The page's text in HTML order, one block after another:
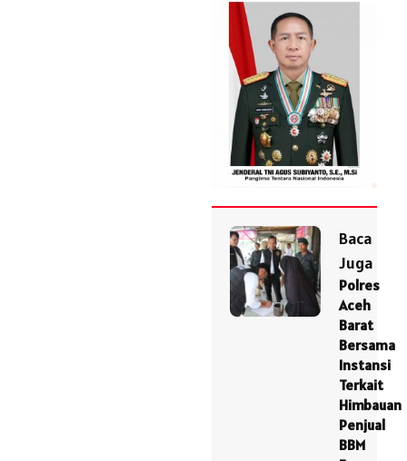
Baca
Juga
Polres
Aceh
Barat
Bersama
Instansi
Terkait
Himbauan
Penjual
BBM